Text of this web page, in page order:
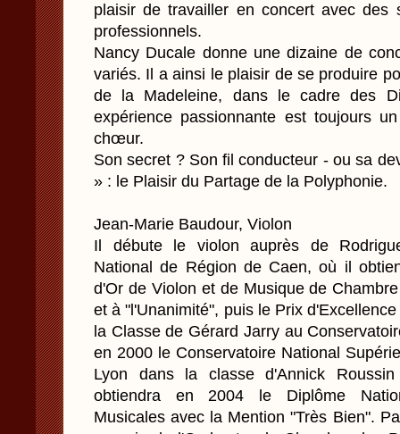
plaisir de travailler en concert avec des
professionnels.
Nancy Ducale donne une dizaine de
variés. Il a ainsi le plaisir de se produire
de la Madeleine, dans le cadre des
expérience passionnante est toujours
chœur.
Son secret ? Son fil conducteur - ou sa
» : le Plaisir du Partage de la Polyphonie.
Jean-Marie Baudour, Violon
Il débute le violon auprès de
National de Région de Caen, où il
d'Or de Violon et de Musique de
et à "l'Unanimité", puis le Prix
la Classe de Gérard Jarry au
en 2000 le Conservatoire National
Lyon dans la classe d'Annick
obtiendra en 2004 le Diplôme
Musicales avec la Mention "Très Bien".